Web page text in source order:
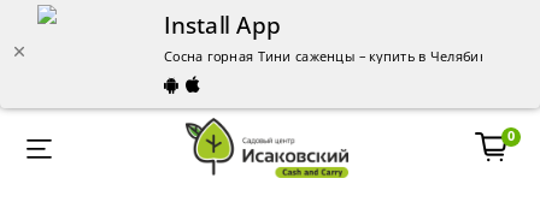
Install App
Сосна горная Тини саженцы – купить в Челябинске |
0